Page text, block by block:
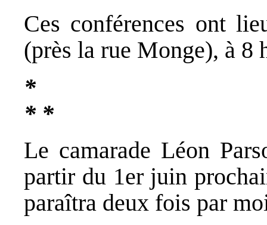
Ces conférences ont
(près la rue Monge), à 8
*
* *
Le camarade Léon
partir du 1er juin
paraîtra deux fois par